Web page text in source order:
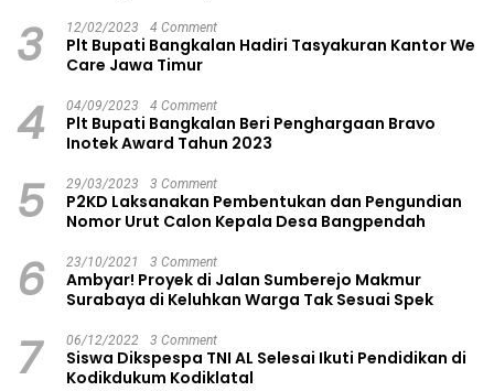
3 12/02/2023 4 Comment
Plt Bupati Bangkalan Hadiri Tasyakuran Kantor We
Care Jawa Timur
4 04/09/2023 4 Comment
Plt Bupati Bangkalan Beri Penghargaan Bravo
Inotek Award Tahun 2023
5 29/03/2023 3 Comment
P2KD Laksanakan Pembentukan dan Pengundian
Nomor Urut Calon Kepala Desa Bangpendah
6 23/10/2021 3 Comment
Ambyar! Proyek di Jalan Sumberejo Makmur
Surabaya di Keluhkan Warga Tak Sesuai Spek
7 06/12/2022 3 Comment
Siswa Dikspespa TNI AL Selesai Ikuti Pendidikan di
Kodikdukum Kodiklatal